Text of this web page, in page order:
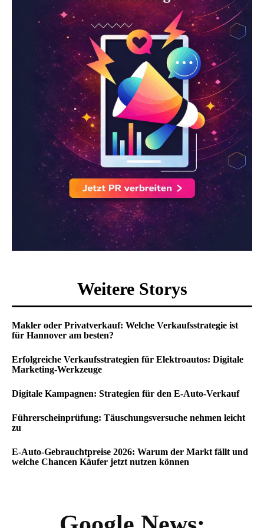
Weitere Storys
Makler oder Privatverkauf: Welche Verkaufsstrategie ist
für Hannover am besten?
Erfolgreiche Verkaufsstrategien für Elektroautos: Digitale
Marketing-Werkzeuge
Digitale Kampagnen: Strategien für den E-Auto-Verkauf
Führerscheinprüfung: Täuschungsversuche nehmen leicht
zu
E-Auto-Gebrauchtpreise 2026: Warum der Markt fällt und
welche Chancen Käufer jetzt nutzen können